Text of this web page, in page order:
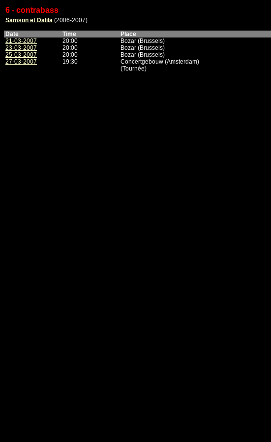
6 - contrabass
Samson et Dalila (2006-2007)
Date
Time
Place
21-03-2007
20:00
Bozar (Brussels)
23-03-2007
20:00
Bozar (Brussels)
25-03-2007
20:00
Bozar (Brussels)
27-03-2007
19:30
Concertgebouw (Amsterdam)
(Tournée)